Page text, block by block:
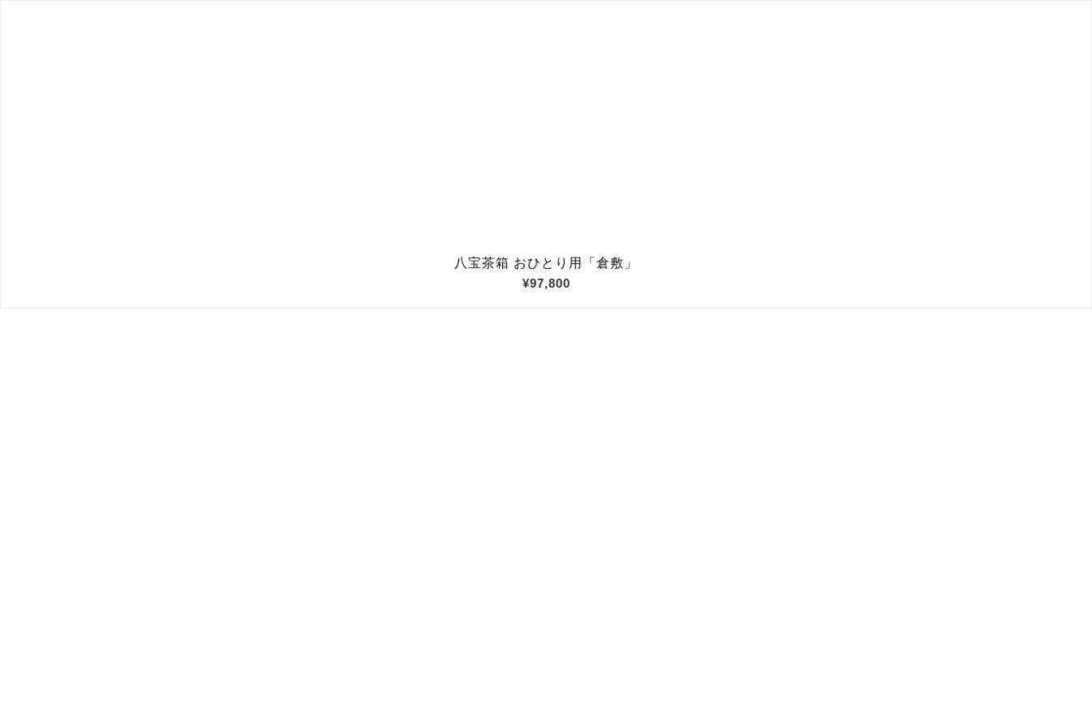
八宝茶箱 おひとり用「倉敷」
¥97,800